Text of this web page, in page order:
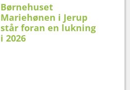
Børnehuset
Mariehønen i Jerup
står foran en lukning
i 2026